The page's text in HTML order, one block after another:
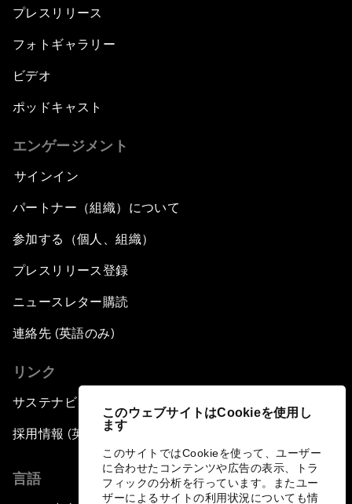
このウェブサイトはCookieを使用し
ます
このサイトではCookieを使って、ユーザー
に合わせたコンテンツや広告の表示、トラ
フィックの分析を行っています。またユー
ザーによるサイトの利用状況についても情
プレスリリース
フォトギャラリー
ビデオ
ポッドキャスト
エンゲージメント
サインイン
パートナー（組織）について
参加する（個人、組織）
プレスリリース登録
ニュースレター購読
連絡先 (英語のみ)
リンク
サステナビリティへの取り組み
採用情報 (英語のみ)
言語